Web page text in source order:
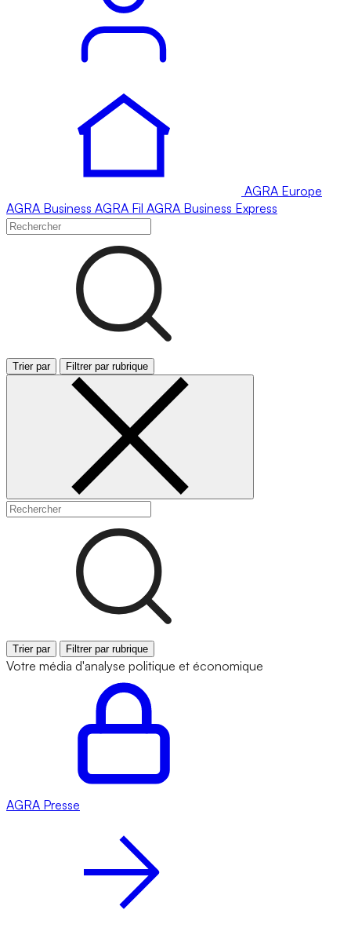
AGRA Europe
AGRA Business AGRA Fil AGRA Business Express
Trier par Filtrer par rubrique
Trier par Filtrer par rubrique
Votre média d'analyse politique et économique
AGRA Presse